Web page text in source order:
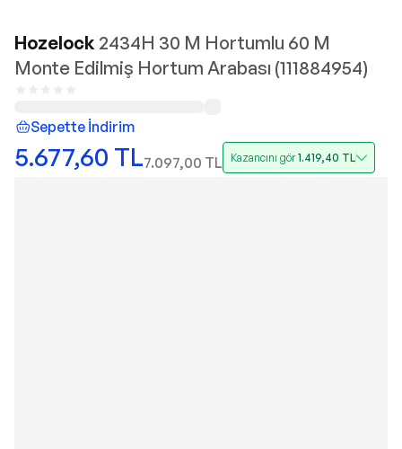
Hozelock 2434H 30 M Hortumlu 60 M
Monte Edilmiş Hortum Arabası (111884954)
Sepette İndirim
5.677,60 TL7.097,00 TL Kazancını gör1.419,40 TL